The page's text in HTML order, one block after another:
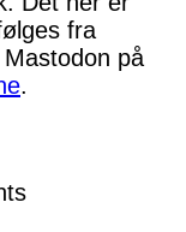
fra
på
.